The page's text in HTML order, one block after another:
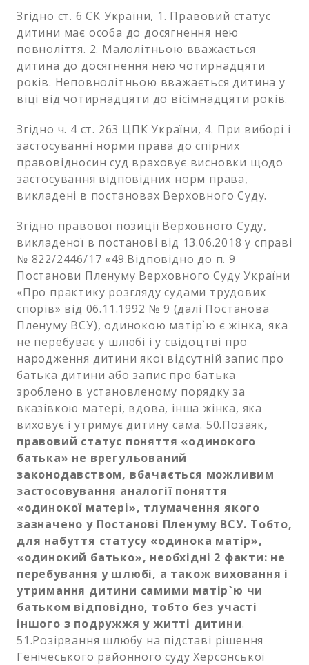
Згідно ст. 6 СК України, 1. Правовий статус
дитини має особа до досягнення нею
повноліття. 2. Малолітньою вважається
дитина до досягнення нею чотирнадцяти
років. Неповнолітньою вважається дитина у
віці від чотирнадцяти до вісімнадцяти років.
Згідно ч. 4 ст. 263 ЦПК України, 4. При виборі і
застосуванні норми права до спірних
правовідносин суд враховує висновки щодо
застосування відповідних норм права,
викладені в постановах Верховного Суду.
Згідно правової позиції Верховного Суду,
викладеної в постанові від 13.06.2018 у справі
№ 822/2446/17 «49.Відповідно до п. 9
Постанови Пленуму Верховного Суду України
«Про практику розгляду судами трудових
спорів» від 06.11.1992 № 9 (далі Постанова
Пленуму ВСУ), одинокою матір`ю є жінка, яка
не перебуває у шлюбі і у свідоцтві про
народження дитини якої відсутній запис про
батька дитини або запис про батька
зроблено в установленому порядку за
вказівкою матері, вдова, інша жінка, яка
виховує і утримує дитину сама. 50.Позаяк,
правовий статус поняття «одинокого
батька» не врегульований
законодавством, вбачається можливим
застосовування аналогії поняття
«одинокої матері», тлумачення якого
зазначено у Постанові Пленуму ВСУ. Тобто,
для набуття статусу «одинока матір»,
«одинокий батько», необхідні 2 факти: не
перебування у шлюбі, а також виховання і
утримання дитини самими матір`ю чи
батьком відповідно, тобто без участі
іншого з подружжя у житті дитини.
51.Розірвання шлюбу на підставі рішення
Генічеського районного суду Херсонської